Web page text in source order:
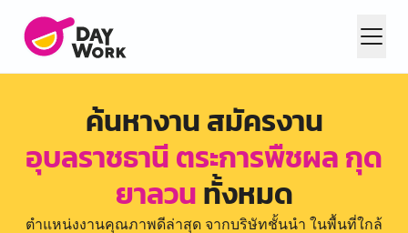
ค้นหางาน สมัครงาน
อุบลราชธานี ตระการพืชผล กุด
ยาลวนทั้งหมด
ตำแหน่งงานคุณภาพดีล่าสุด จากบริษัทชั้นนำ ในพื้นที่ใกล้